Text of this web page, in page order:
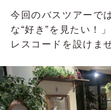
今回のバスツアーで
な“好き”を見たい！
レスコードを設けま